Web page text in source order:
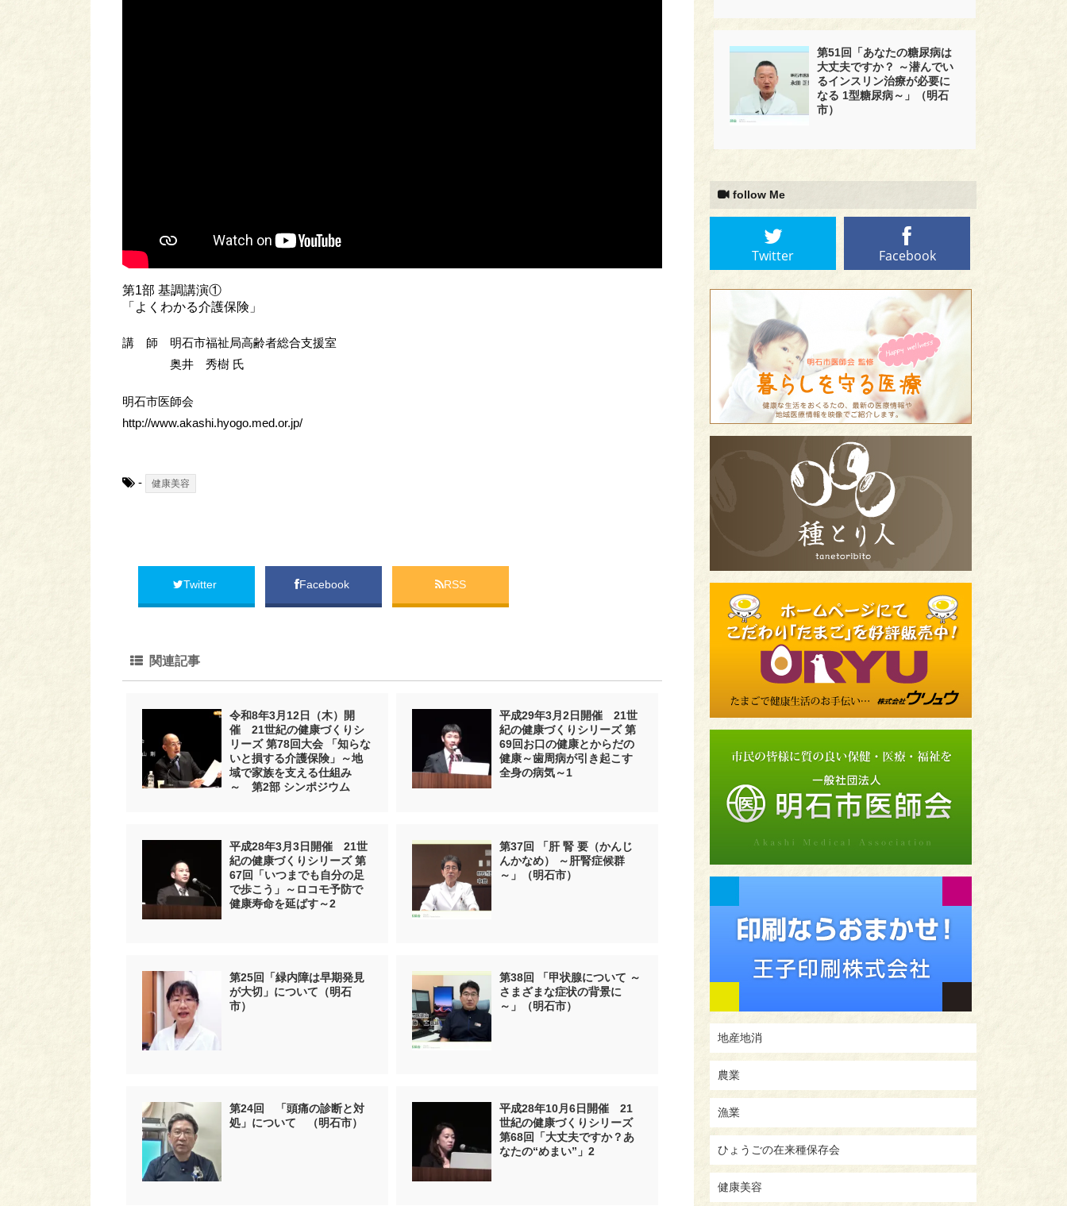
第1部 基調講演①
「よくわかる介護保険」
講 師 明石市福祉局高齢者総合支援室
奥井 秀樹 氏
明石市医師会
http://www.akashi.hyogo.med.or.jp/
- 健康美容
Twitter Facebook RSS
関連記事
令和8年3月12日（木）開
催 21世紀の健康づくりシ
リーズ 第78回大会 「知らな
いと損する介護保険」～地
域で家族を支える仕組み
～ 第2部 シンポジウム
平成29年3月2日開催 21世
紀の健康づくりシリーズ 第
69回お口の健康とからだの
健康～歯周病が引き起こす
全身の病気～1
平成28年3月3日開催 21世
紀の健康づくりシリーズ 第
67回「いつまでも自分の足
で歩こう」～ロコモ予防で
健康寿命を延ばす～2
第37回 「肝 腎 要（かんじ
んかなめ） ～肝腎症候群
～」（明石市）
第25回「緑内障は早期発見
が大切」について（明石
市）
第38回 「甲状腺について ～
さまざまな症状の背景に
～」（明石市）
第24回 「頭痛の診断と対
処」について （明石市）
平成28年10月6日開催 21
世紀の健康づくりシリーズ
第68回「大丈夫ですか？あ
なたの“めまい”」2
第51回「あなたの糖尿病は
大丈夫ですか？ ～潜んでい
るインスリン治療が必要に
なる 1型糖尿病～」（明石
市）
follow Me
Twitter Facebook
地産地消
農業
漁業
ひょうごの在来種保存会
健康美容